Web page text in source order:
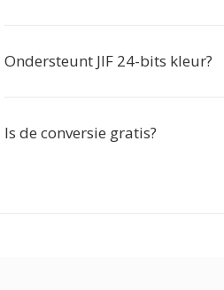
Ondersteunt JIF 24-bits kleur?
Is de conversie gratis?